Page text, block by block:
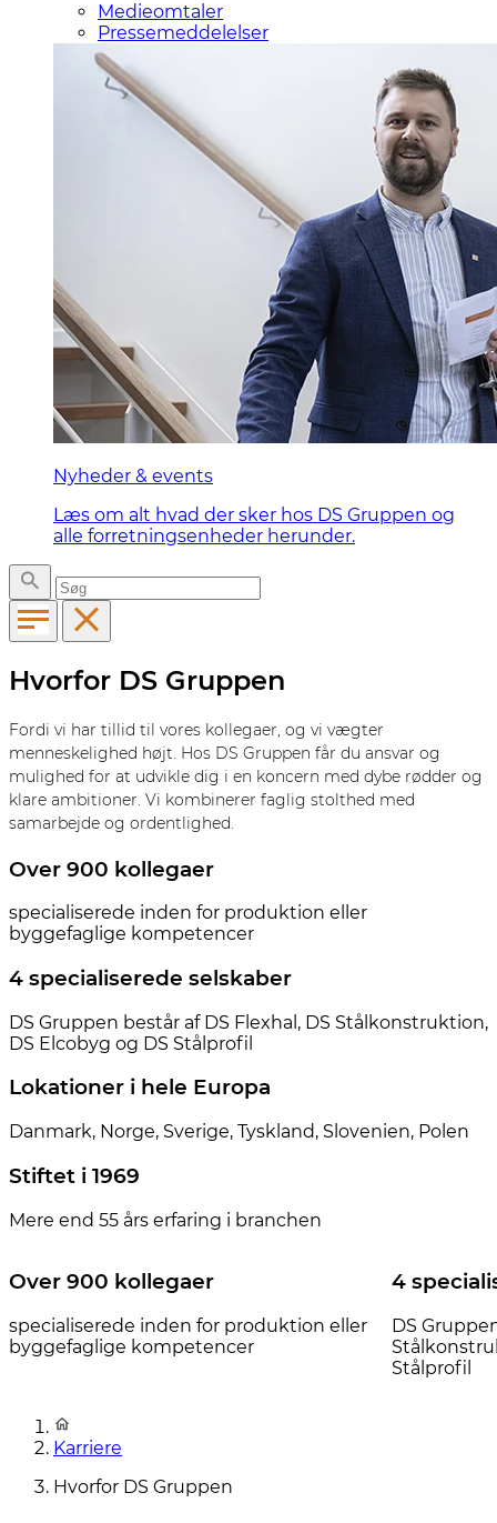
Medieomtaler
Pressemeddelelser
Nyheder & events
Læs om alt hvad der sker hos DS Gruppen og
alle forretningsenheder herunder.
Hvorfor DS Gruppen
Fordi vi har tillid til vores kollegaer, og vi vægter
menneskelighed højt. Hos DS Gruppen får du ansvar og
mulighed for at udvikle dig i en koncern med dybe rødder og
klare ambitioner. Vi kombinerer faglig stolthed med
samarbejde og ordentlighed.
Over 900 kollegaer
specialiserede inden for produktion eller
byggefaglige kompetencer
4 specialiserede selskaber
DS Gruppen består af DS Flexhal, DS Stålkonstruktion,
DS Elcobyg og DS Stålprofil
Lokationer i hele Europa
Danmark, Norge, Sverige, Tyskland, Slovenien, Polen
Stiftet i 1969
Mere end 55 års erfaring i branchen
Over 900 kollegaer
specialiserede inden for produktion eller
byggefaglige kompetencer
4
DS
Stålprofil
Karriere
Hvorfor DS Gruppen